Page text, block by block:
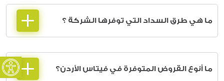
ما هي طرق السداد التي توفرها الشركة ؟
ما أنوع القروض المتوفرة في فيتاس الأردن؟